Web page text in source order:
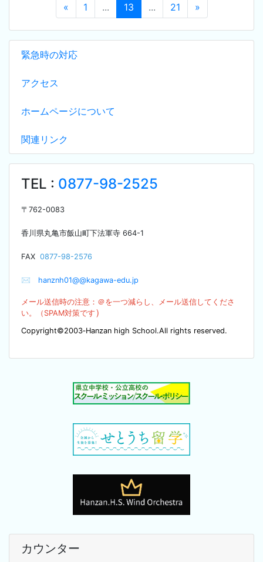
緊急時の対応
アクセス
ホームページについて
関連リンク
TEL : 0877-98-2525
〒 762-0083
香川県丸亀市飯山町下法軍寺 664-1
FAX 0877-98-2576
✉ hanznh01@@kagawa-edu.jp
メール送信時の注意：＠を一つ減らし、メール送信してくださ
い。（SPAM対策です ）
Copyright©2003‐Hanzan high School.All rights reserved.
カウンター
« 1 ... 13 ... 21 »